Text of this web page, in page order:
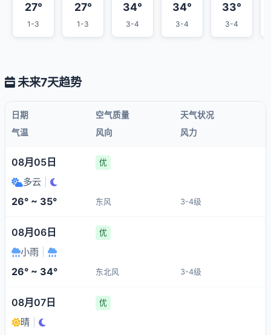
27°
1-3
27°
1-3
34°
3-4
34°
3-4
33°
3-4
未来7天趋势
日期 空气质量
天气状况
气温
风向 风力
08月05日 优
多云
26° ~ 35° 东风 3-4级
08月06日 优
小雨
26° ~ 34° 东北风 3-4级
08月07日 优
晴